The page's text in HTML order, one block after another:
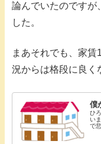
論んでいたのですが
した。
まあそれでも、家
況からは格段に良く
僕
ひ
い
で